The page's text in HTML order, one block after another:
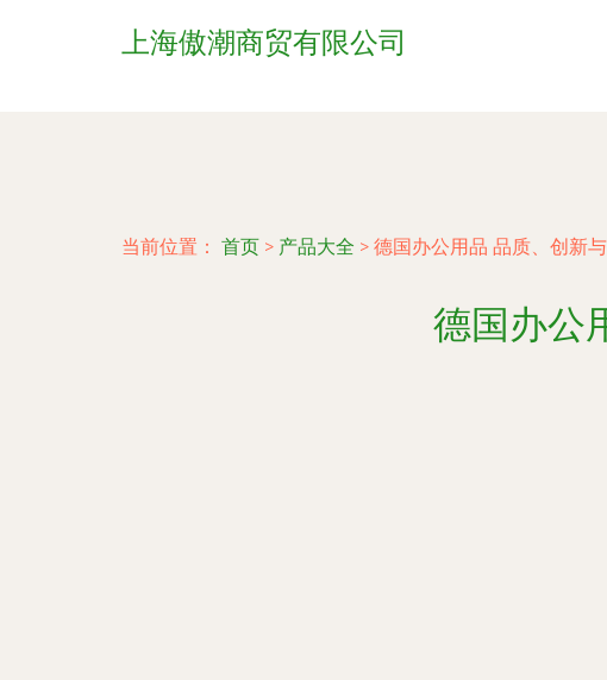
上海傲潮商贸有限公司
当前位置： 首页 > 产品大全 > 德国办公用品 品质、创新
德国办公